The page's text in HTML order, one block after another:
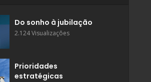
Do sonho à jubilação
2.124 Visualizações
Prioridades
estratégicas